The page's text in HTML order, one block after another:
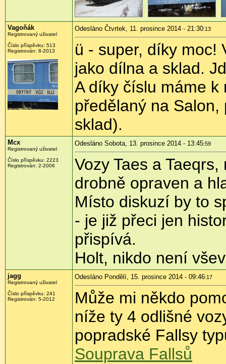
Vagoňák
Registrovaný uživatel
Číslo příspěvku: 513
Registrován: 8-2013
Odesláno Čtvrtek, 11. prosince 2014 - 21:30:13
ü - super, díky moc!
jako dílna a sklad.
A díky číslu máme k
předělaný na
sklad).
Mcx
Registrovaný uživatel
Číslo příspěvku: 2223
Registrován: 2-2006
Odesláno Sobota, 13. prosince 2014 - 13:45:59
Vozy Taes a
drobně opraven a
Místo diskuzí by to
- je již přeci jen
přispívá.
Holt, nikdo není
jagg
Registrovaný uživatel
Číslo příspěvku: 241
Registrován: 5-2012
Odesláno Pondělí, 15. prosince 2014 - 09:46:17
Může mi někdo
níže ty 4 odlišné
popradské Fallsy
Souprava Fallsů